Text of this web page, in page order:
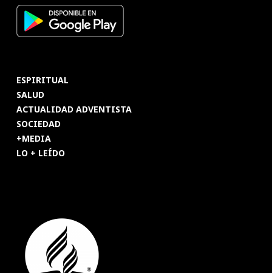
ESPIRITUAL
SALUD
ACTUALIDAD ADVENTISTA
SOCIEDAD
+MEDIA
LO + LEÍDO